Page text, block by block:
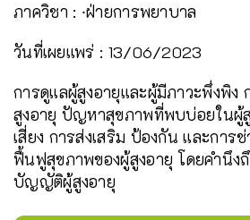
ภาควิชา : ⸱ฝ่ายการพยาบาล
วันที่เผยแพร่ : 13/06/2023
การดูแลผู้สูงอายุและผู้มีภาวะพึ่งพิง
สูงอายุ ปัญหาสุขภาพที่พบบ่อยในผู้
เสี่ยง การส่งเสริม ป้องกัน และการ
ฟื้นฟูสุขภาพของผู้สูงอายุ โดยคำนึง
บัญญัติผู้สูงอายุ